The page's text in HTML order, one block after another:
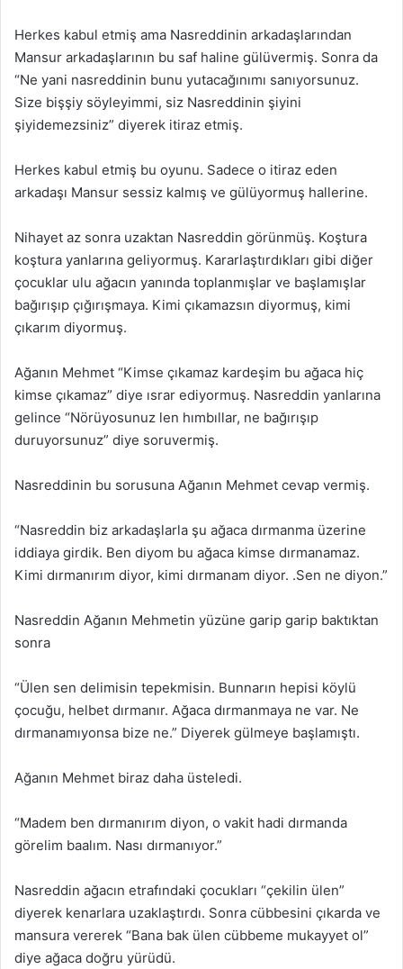
Herkes kabul etmiş ama Nasreddinin arkadaşlarından
Mansur arkadaşlarının bu saf haline gülüvermiş. Sonra da
“Ne yani nasreddinin bunu yutacağınımı sanıyorsunuz.
Size bişşiy söyleyimmi, siz Nasreddinin şiyini
şiyidemezsiniz” diyerek itiraz etmiş.
Herkes kabul etmiş bu oyunu. Sadece o itiraz eden
arkadaşı Mansur sessiz kalmış ve gülüyormuş hallerine.
Nihayet az sonra uzaktan Nasreddin görünmüş. Koştura
koştura yanlarına geliyormuş. Kararlaştırdıkları gibi diğer
çocuklar ulu ağacın yanında toplanmışlar ve başlamışlar
bağırışıp çığırışmaya. Kimi çıkamazsın diyormuş, kimi
çıkarım diyormuş.
Ağanın Mehmet “Kimse çıkamaz kardeşim bu ağaca hiç
kimse çıkamaz” diye ısrar ediyormuş. Nasreddin yanlarına
gelince “Nörüyosunuz len hımbıllar, ne bağırışıp
duruyorsunuz” diye soruvermiş.
Nasreddinin bu sorusuna Ağanın Mehmet cevap vermiş.
“Nasreddin biz arkadaşlarla şu ağaca dırmanma üzerine
iddiaya girdik. Ben diyom bu ağaca kimse dırmanamaz.
Kimi dırmanırım diyor, kimi dırmanam diyor. .Sen ne diyon.”
Nasreddin Ağanın Mehmetin yüzüne garip garip baktıktan
sonra
“Ülen sen delimisin tepekmisin. Bunnarın hepisi köylü
çocuğu, helbet dırmanır. Ağaca dırmanmaya ne var. Ne
dırmanamıyonsa bize ne.” Diyerek gülmeye başlamıştı.
Ağanın Mehmet biraz daha üsteledi.
“Madem ben dırmanırım diyon, o vakit hadi dırmanda
görelim baalım. Nası dırmanıyor.”
Nasreddin ağacın etrafındaki çocukları “çekilin ülen”
diyerek kenarlara uzaklaştırdı. Sonra cübbesini çıkarda ve
mansura vererek “Bana bak ülen cübbeme mukayyet ol”
diye ağaca doğru yürüdü.